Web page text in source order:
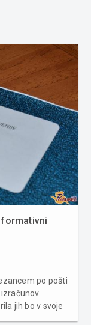
po pošti
jih bo v svoje